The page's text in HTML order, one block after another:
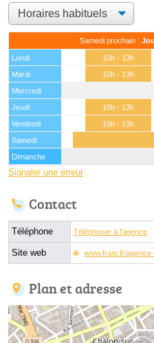
Samedi prochain :
Lundi 10h - 13h
Mardi
10h - 13h
Mercredi
Jeudi
10h - 13h
Vendredi
10h - 13h
Samedi
Dimanche
Signaler une erreur
Contact
Téléphone Téléphoner à l'agence
Site web www.fram.fr/
Plan et adresse